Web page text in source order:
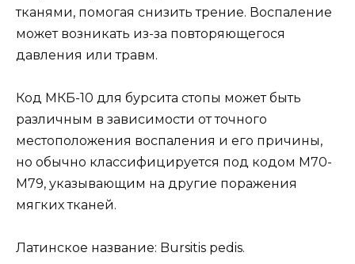
тканями, помогая снизить трение. Воспаление
может возникать из-за повторяющегося
давления или травм.
Код МКБ-10 для бурсита стопы может быть
различным в зависимости от точного
местоположения воспаления и его причины,
но обычно классифицируется под кодом M70-
M79, указывающим на другие поражения
мягких тканей.
Латинское название: Bursitis pedis.